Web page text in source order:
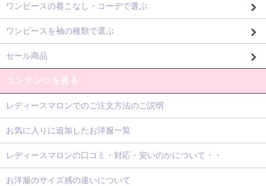
ワンピースの着こなし・コーデで選ぶ
ワンピースを袖の種類で選ぶ
セール商品
コンテンツを見る
レディースマロンでのご注文方法のご説明
お気に入りに追加したお洋服一覧
レディースマロンの口コミ・対応・安いのかについて・・
お洋服のサイズ感の違いについて